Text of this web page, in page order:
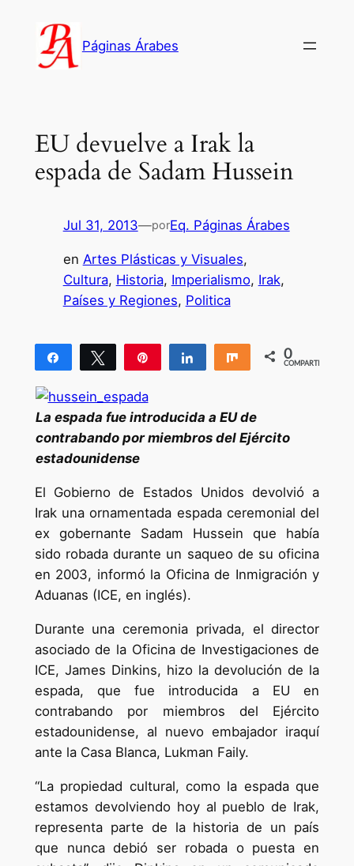
contenido
Páginas Árabes
EU devuelve a Irak la
espada de Sadam Hussein
Jul 31, 2013—porEq. Páginas Árabes
en Artes Plásticas y Visuales
Cultura, Historia, Imperialismo, Irak
Países y Regiones, Politica
Compartir Twittear Compartir Compartir
0
COMPARTIR
La espada fue introducida a EU de
contrabando por miembros del Ejército
estadounidense
El Gobierno de Estados Unidos devolvió a
Irak una ornamentada espada ceremonial del
ex gobernante Sadam Hussein que había
sido robada durante un saqueo de su oficina
en 2003, informó la Oficina de Inmigración y
Aduanas (ICE, en inglés).
Durante una ceremonia privada, el director
asociado de la Oficina de Investigaciones de
ICE, James Dinkins, hizo la devolución de la
espada, que fue introducida a EU en
contrabando por miembros del Ejército
estadounidense, al nuevo embajador iraquí
ante la Casa Blanca, Lukman Faily.
“La propiedad cultural, como la espada que
estamos devolviendo hoy al pueblo de Irak,
representa parte de la historia de un país
que nunca debió ser robada o puesta en